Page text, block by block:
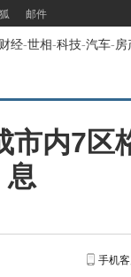
邮件
财经-世相-科技-汽车-房
市内7区
息
手机